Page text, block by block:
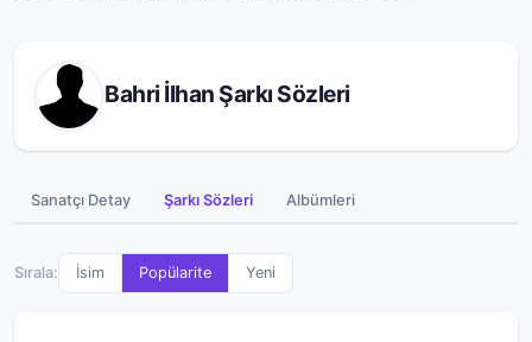
Bahri İlhan Şarkı Sözleri
Sanatçı Detay Şarkı Sözleri Albümleri
Sırala: İsim Popülarite Yeni